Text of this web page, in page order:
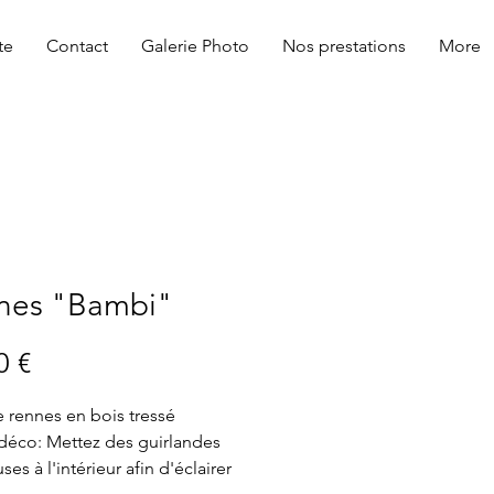
Contact Galerie Photo Nos prestations More
"Bambi"
€Prix
rennes en bois tressé
Mettez des guirlandes
à l'intérieur afin d'éclairer